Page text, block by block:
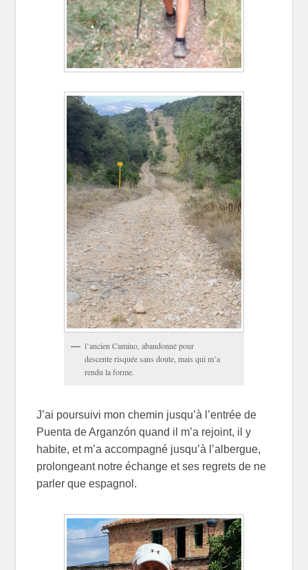
l’ancien Camino, abandonné pour
descente risquée sans doute, mais qui m’a
rendu la forme.
J’ai poursuivi mon chemin jusqu’à l’entrée de
Puenta de Arganzón quand il m’a rejoint, il y
habite, et m’a accompagné jusqu’à l’albergue,
prolongeant notre échange et ses regrets de ne
parler que espagnol.